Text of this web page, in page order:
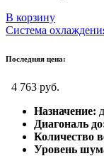
В корзину
Система
Последняя цена:
4 763 руб.
Назначение:
Диагональ
Количество
Уровень